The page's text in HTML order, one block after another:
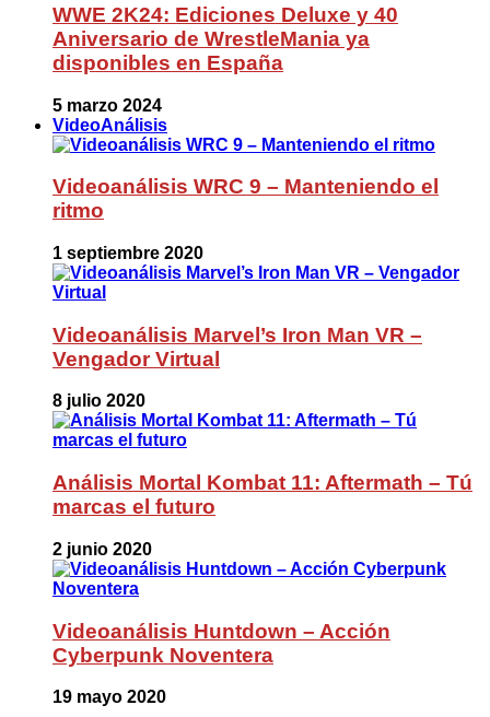
WWE 2K24: Ediciones Deluxe y 40
Aniversario de WrestleMania ya
disponibles en España
5 marzo 2024
VideoAnálisis
Videoanálisis WRC 9 – Manteniendo el
ritmo
1 septiembre 2020
Videoanálisis Marvel’s Iron Man VR –
Vengador Virtual
8 julio 2020
Análisis Mortal Kombat 11: Aftermath – Tú
marcas el futuro
2 junio 2020
Videoanálisis Huntdown – Acción
Cyberpunk Noventera
19 mayo 2020